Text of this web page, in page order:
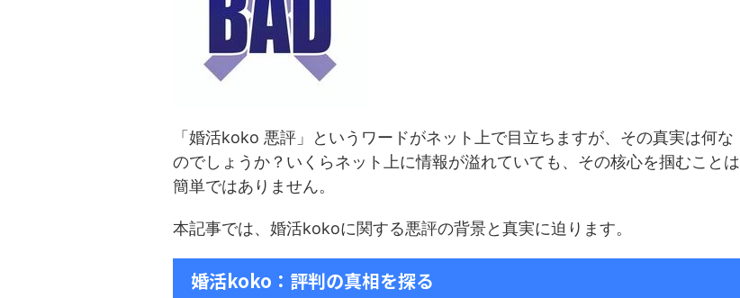
「婚活koko 悪評」というワードがネット上で目立ちますが、その真実は何な
のでしょうか？いくらネット上に情報が溢れていても、その核心を掴むことは
簡単ではありません。
本記事では、婚活kokoに関する悪評の背景と真実に迫ります。
婚活koko：評判の真相を探る